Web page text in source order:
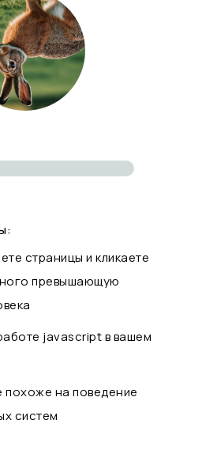
страницы и кликаете
превышающую
javascript в вашем
похоже на поведение
систем